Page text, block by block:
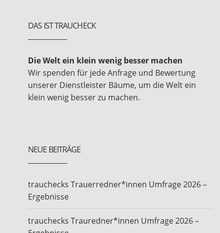
DAS IST TRAUCHECK
Die Welt ein klein wenig besser machen
Wir spenden für jede Anfrage und Bewertung
unserer Dienstleister Bäume, um die Welt ein
klein wenig besser zu machen.
NEUE BEITRÄGE
trauchecks Trauerredner*innen Umfrage 2026 –
Ergebnisse
trauchecks Trauredner*innen Umfrage 2026 –